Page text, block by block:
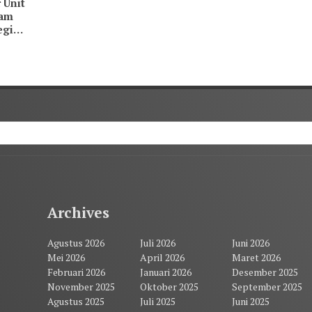
Unit
Archives
Agustus 2026 Juli 2026
Juni 2026
Mei 2026
April 2026
Maret 2026
Februari 2026
Januari 2026
Desember 2025
November 2025
Oktober 2025
September 2025
Agustus 2025
Juli 2025
Juni 2025